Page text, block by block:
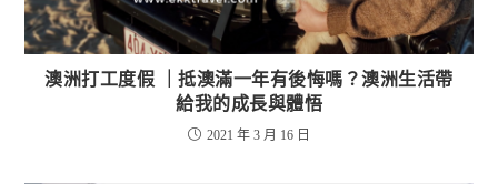
澳洲打工度假 ｜抵澳滿一年有後悔嗎？澳洲生活帶
給我的成長與體悟
2021 年 3 月 16 日